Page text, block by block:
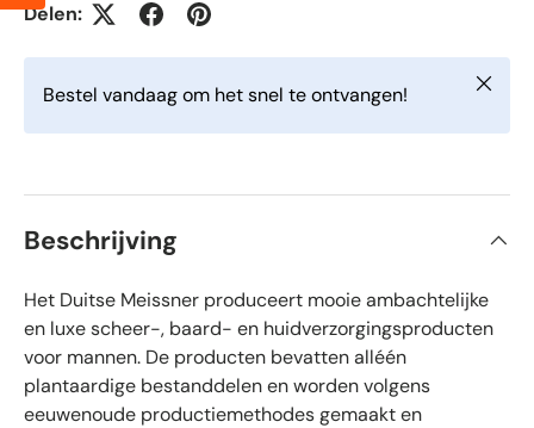
e
d
m
t
s
t
e
e
n
2
4
e
e
i
e
e
Delen:
Bestel vandaag om het snel te ontvangen! Sluiten
Beschrijving
Het Duitse Meissner produceert mooie ambachtelijke
en luxe scheer-, baard- en huidverzorgingsproducten
voor mannen. De producten bevatten alléén
plantaardige bestanddelen en worden volgens
eeuwenoude productiemethodes gemaakt en